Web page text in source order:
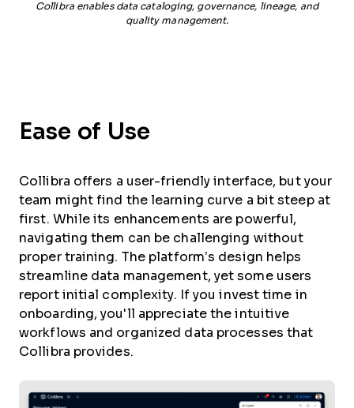
Collibra enables data cataloging, governance, lineage, and
quality management.
Ease of Use
Collibra offers a user-friendly interface, but your
team might find the learning curve a bit steep at
first. While its enhancements are powerful,
navigating them can be challenging without
proper training. The platform’s design helps
streamline data management, yet some users
report initial complexity. If you invest time in
onboarding, you'll appreciate the intuitive
workflows and organized data processes that
Collibra provides.